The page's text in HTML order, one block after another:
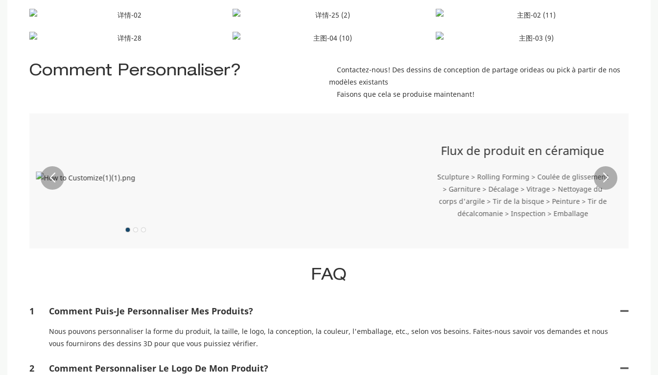
Comment Personnaliser?
Contactez-nous! Des dessins de conception de partage orideas ou pick à partir de nos
modèles existants
Faisons que cela se produise maintenant!
Flux de produit en céramique
Sculpture > Rolling Forming > Coulée de glissement
> Garniture > Décalage > Vitrage > Nettoyage du
corps d'argile > Tir de la bisque > Peinture > Tir de
décalcomanie > Inspection > Emballage
FAQ
1 Comment Puis-Je Personnaliser Mes Produits?
Nous pouvons personnaliser la forme du produit, la taille, le logo, la conception, la couleur, l'emballage, etc., selon vos besoins. Faites-nous savoir vos demandes et nous
vous fournirons des dessins 3D pour que vous puissiez vérifier.
2 Comment Personnaliser Le Logo De Mon Produit?